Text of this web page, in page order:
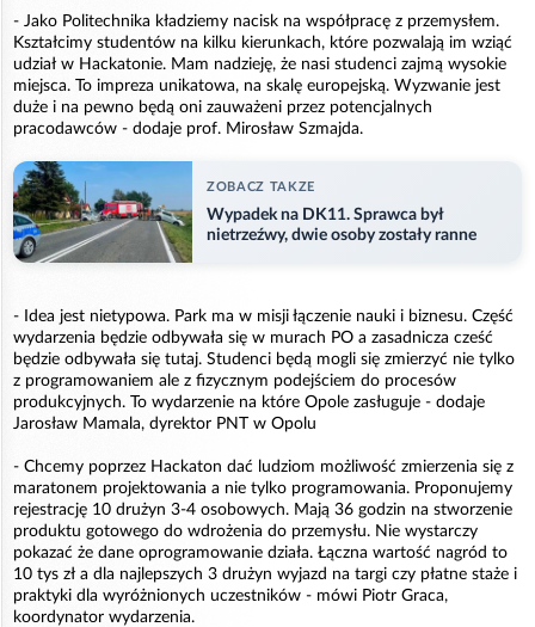
- Jako Politechnika kładziemy nacisk na współpracę z przemysłem.
Kształcimy studentów na kilku kierunkach, które pozwalają im wziąć
udział w Hackatonie. Mam nadzieję, że nasi studenci zajmą wysokie
miejsca. To impreza unikatowa, na skalę europejską. Wyzwanie jest
duże i na pewno będą oni zauważeni przez potencjalnych
pracodawców - dodaje prof. Mirosław Szmajda.
ZOBACZ TAKZE
Wypadek na DK11. Sprawca był
nietrzeźwy, dwie osoby zostały ranne
- Idea jest nietypowa. Park ma w misji łączenie nauki i biznesu. Część
wydarzenia będzie odbywała się w murach PO a zasadnicza cześć
będzie odbywała się tutaj. Studenci będą mogli się zmierzyć nie tylko
z programowaniem ale z fizycznym podejściem do procesów
produkcyjnych. To wydarzenie na które Opole zasługuje - dodaje
Jarosław Mamala, dyrektor PNT w Opolu
- Chcemy poprzez Hackaton dać ludziom możliwość zmierzenia się z
maratonem projektowania a nie tylko programowania. Proponujemy
rejestrację 10 drużyn 3-4 osobowych. Mają 36 godzin na stworzenie
produktu gotowego do wdrożenia do przemysłu. Nie wystarczy
pokazać że dane oprogramowanie działa. Łączna wartość nagród to
10 tys zł a dla najlepszych 3 drużyn wyjazd na targi czy płatne staże i
praktyki dla wyróżnionych uczestników - mówi Piotr Graca,
koordynator wydarzenia.